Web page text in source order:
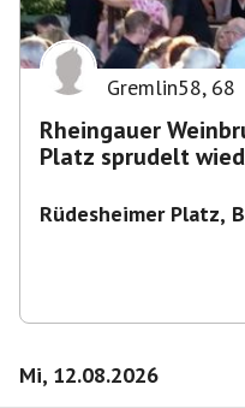
Gremlin58, 68
Rheingauer
Platz sprudelt
Rüdesheimer Platz,
Mi, 12.08.2026